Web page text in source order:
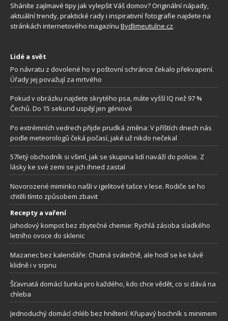
Sháníte zajímavé tipy jak vylepšit Váš domov? Originální nápady,
aktuální trendy, praktické rady i inspirativní fotografie najdete na
stránkách internetového magazínu Bydlimeutulne.cz.
Lidé a svět
Po návratu z dovolené ho v poštovní schránce čekalo překvapení.
Úřady jej považují za mrtvého
Pokud v obrázku najdete skrytého psa, máte vyšší IQ než 97 %
Čechů. Do 15 sekund uspějí jen géniové
Po extrémních vedrech přijde prudká změna: V příštích dnech nás
podle meteorologů čeká počasí, jaké už nikdo nečekal
57letý obchodník si všiml, jak se skupina lidí naváží do policie. Z
lásky ke své zemi se jich ihned zastal
Novorozené miminko našli v igelitové tašce v lese. Rodiče se ho
chtěli tímto způsobem zbavit
Recepty a vaření
Jahodový kompot bez zbytečné chemie: Rychlá zásoba sladkého
letního ovoce do sklenic
Mazanec bez kalendáře: Chutná svátečně, ale hodí se ke kávě
klidně i v srpnu
Šťavnatá domácí šunka pro každého, kdo chce vědět, co si dává na
chleba
Jednoduchý domácí chléb bez hnětení: Křupavý bochník s minimem